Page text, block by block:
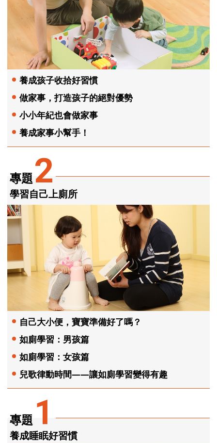
專題 1
養成睡眠好習慣
專題2
學習自己上廁所
自己大小便，寶寶準備好了嗎？
如廁學習：男孩篇
如廁學習：女孩篇
兒歌律動時間——讓如廁學習變得有趣
養成孩子收拾好習慣
做家事，打造孩子的絕對優勢
小小年紀也會做家事
養成家事小幫手！